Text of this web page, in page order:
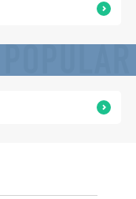
POPULAR